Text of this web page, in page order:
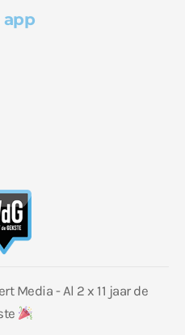
Media - Al 2 x 11 jaar de